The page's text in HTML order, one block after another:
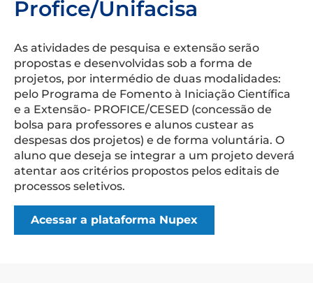
Profice/Unifacisa
As atividades de pesquisa e extensão serão
propostas e desenvolvidas sob a forma de
projetos, por intermédio de duas modalidades:
pelo Programa de Fomento à Iniciação Científica
e a Extensão- PROFICE/CESED (concessão de
bolsa para professores e alunos custear as
despesas dos projetos) e de forma voluntária. O
aluno que deseja se integrar a um projeto deverá
atentar aos critérios propostos pelos editais de
processos seletivos.
Acessar a plataforma Nupex